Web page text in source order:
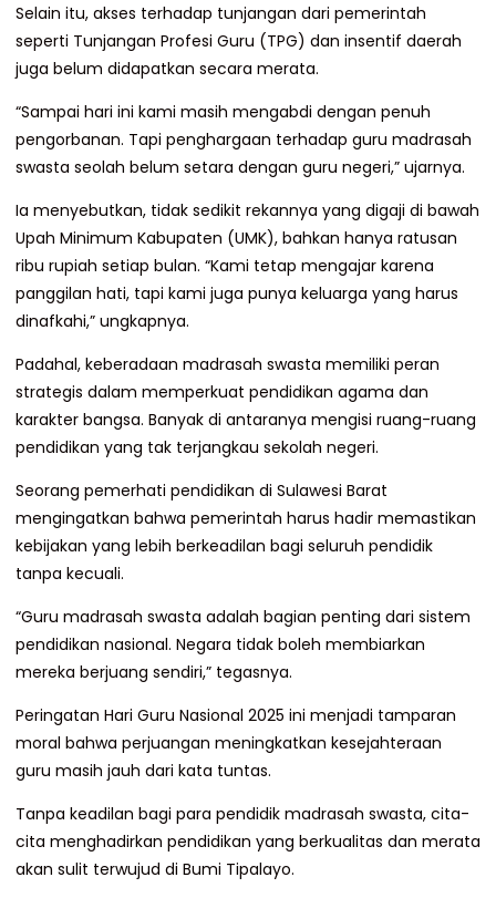
Selain itu, akses terhadap tunjangan dari pemerintah
seperti Tunjangan Profesi Guru (TPG) dan insentif daerah
juga belum didapatkan secara merata.
“Sampai hari ini kami masih mengabdi dengan penuh
pengorbanan. Tapi penghargaan terhadap guru madrasah
swasta seolah belum setara dengan guru negeri,” ujarnya.
Ia menyebutkan, tidak sedikit rekannya yang digaji di bawah
Upah Minimum Kabupaten (UMK), bahkan hanya ratusan
ribu rupiah setiap bulan. “Kami tetap mengajar karena
panggilan hati, tapi kami juga punya keluarga yang harus
dinafkahi,” ungkapnya.
Padahal, keberadaan madrasah swasta memiliki peran
strategis dalam memperkuat pendidikan agama dan
karakter bangsa. Banyak di antaranya mengisi ruang-ruang
pendidikan yang tak terjangkau sekolah negeri.
Seorang pemerhati pendidikan di Sulawesi Barat
mengingatkan bahwa pemerintah harus hadir memastikan
kebijakan yang lebih berkeadilan bagi seluruh pendidik
tanpa kecuali.
“Guru madrasah swasta adalah bagian penting dari sistem
pendidikan nasional. Negara tidak boleh membiarkan
mereka berjuang sendiri,” tegasnya.
Peringatan Hari Guru Nasional 2025 ini menjadi tamparan
moral bahwa perjuangan meningkatkan kesejahteraan
guru masih jauh dari kata tuntas.
Tanpa keadilan bagi para pendidik madrasah swasta, cita-
cita menghadirkan pendidikan yang berkualitas dan merata
akan sulit terwujud di Bumi Tipalayo.